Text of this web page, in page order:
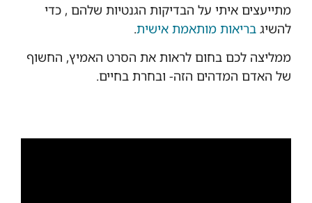
מתייעצים איתי על הבדיקות הגנטיות שלהם , כדי
להשיג בריאות מותאמת אישית.
ממליצה לכם בחום לראות את הסרט האמיץ, החשוף
של האדם המדהים הזה- ובחרת בחיים.